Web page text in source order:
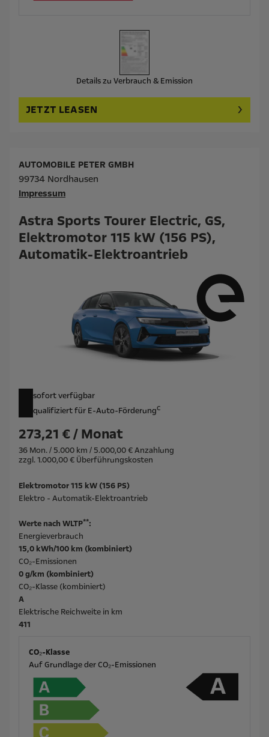
Details zu Verbrauch & Emission
JETZT LEASEN
Astra Sports Tourer Electric, GS,
Elektromotor 115 kW (156 PS),
Automatik-Elektroantrieb
sofort verfügbar
qualifiziert für E-Auto-Förderungc
273,21 € / Monat
36 Mon. / 5.000 km / 5.000,00 € Anzahlung
zzgl. 1.000,00 € Überführungskosten
AUTOMOBILE PETER GMBH
99734 Nordhausen
Impressum
Elektromotor 115 kW (156 PS)
Elektro - Automatik-Elektroantrieb
Werte nach WLTP**:
Energieverbrauch
15,0 kWh/100 km (kombiniert)
CO₂-Emissionen
0 g/km (kombiniert)
CO₂-Klasse (kombiniert)
A
Elektrische Reichweite in km
411
CO₂-Klasse
Auf Grundlage der CO₂-Emissionen